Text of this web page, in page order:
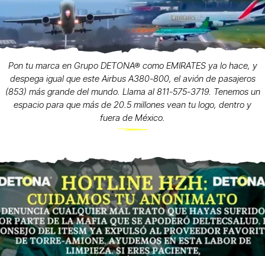
Pon tu marca en Grupo DETONA® como EMIRATES ya lo hace, y
despega igual que este Airbus A380-800, el avión de pasajeros
(853) más grande del mundo. Llama al 811-575-3719. Tenemos un
espacio para que más de 20.5 millones vean tu logo, dentro y
fuera de México.